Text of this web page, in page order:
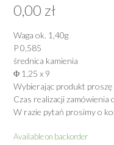
0,00 zł
Waga ok. 1,40g
P 0,585
średnica kamienia
Φ 1,25 x 9
Wybierając produkt proszę
Czas realizacji zamówienia
W razie pytań prosimy o
Available on backorder